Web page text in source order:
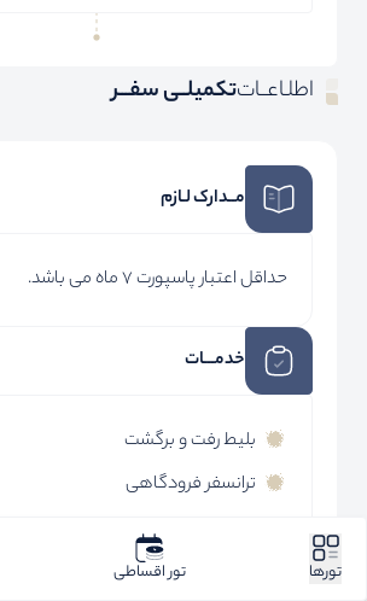
اطلـاعــاتتکمیلــی سفـــر
مــدارک لـازم
حداقل اعتبار پاسپورت 7 ماه می باشد.
خدمـــات
بلیط رفت و برگشت
ترانسفر فرودگاهی
هتل با صبحانه
اخذ ویزای دبی
تورها تور اقساطی